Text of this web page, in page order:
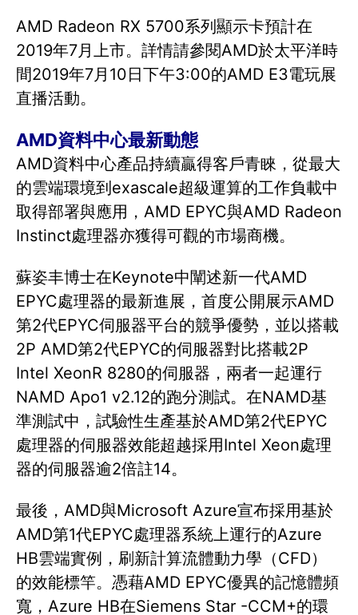
AMD Radeon RX 5700系列顯示卡預計在
2019年7月上市。詳情請參閱AMD於太平洋時
間2019年7月10日下午3:00的AMD E3電玩展
直播活動。
AMD資料中心最新動態
AMD資料中心產品持續贏得客戶青睞，從最大
的雲端環境到exascale超級運算的工作負載中
取得部署與應用，AMD EPYC與AMD Radeon
Instinct處理器亦獲得可觀的市場商機。
蘇姿丰博士在Keynote中闡述新一代AMD
EPYC處理器的最新進展，首度公開展示AMD
第2代EPYC伺服器平台的競爭優勢，並以搭載
2P AMD第2代EPYC的伺服器對比搭載2P
Intel XeonR 8280的伺服器，兩者一起運行
NAMD Apo1 v2.12的跑分測試。在NAMD基
準測試中，試驗性生產基於AMD第2代EPYC
處理器的伺服器效能超越採用Intel Xeon處理
器的伺服器逾2倍註14。
最後，AMD與Microsoft Azure宣布採用基於
AMD第1代EPYC處理器系統上運行的Azure
HB雲端實例，刷新計算流體動力學（CFD）
的效能標竿。憑藉AMD EPYC優異的記憶體頻
寬，Azure HB在Siemens Star -CCM+的環